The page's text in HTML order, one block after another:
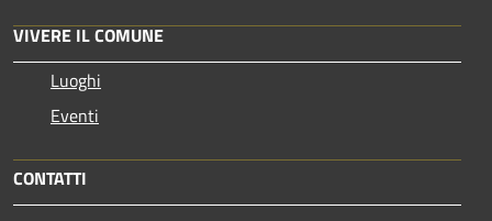
VIVERE IL COMUNE
Luoghi
Eventi
CONTATTI